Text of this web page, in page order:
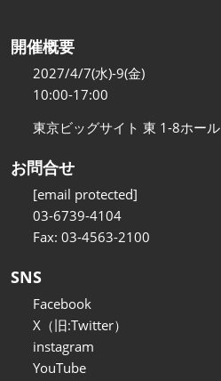
開催概要
2027/4/7(水)-9(金)
10:00-17:00
東京ビッグサイト 東 1-8ホール
お問合せ
[email protected]
03-6739-4104
Fax: 03-4563-2100
SNS
Facebook
X（旧:Twitter）
instagram
YouTube